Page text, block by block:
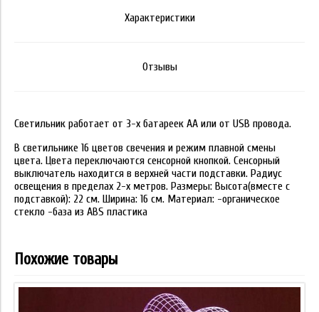
Характеристики
Отзывы
Светильник работает от 3-х батареек АА или от USB провода.
В светильнике 16 цветов свечения и режим плавной смены
цвета. Цвета переключаются сенсорной кнопкой. Сенсорный
выключатель находится в верхней части подставки. Радиус
освещения в пределах 2-х метров. Размеры: Высота(вместе с
подставкой): 22 см. Ширина: 16 см. Материал: -органическое
стекло -база из ABS пластика
Похожие товары